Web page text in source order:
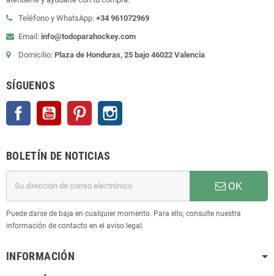
Teléfono y WhatsApp: +34 961072969
Email: info@todoparahockey.com
Domicilio: Plaza de Honduras, 25 bajo 46022 Valencia
SÍGUENOS
Facebook YouTube Pinterest
BOLETÍN DE NOTICIAS
OK
Puede darse de baja en cualquier momento. Para ello, consulte nuestra
información de contacto en el aviso legal.
INFORMACIÓN